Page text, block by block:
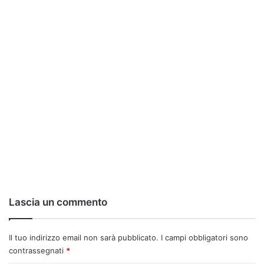
Lascia un commento
Il tuo indirizzo email non sarà pubblicato. I campi obbligatori sono
contrassegnati *